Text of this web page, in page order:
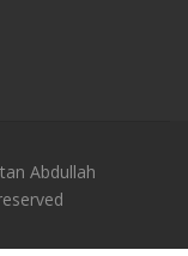
Abdullah